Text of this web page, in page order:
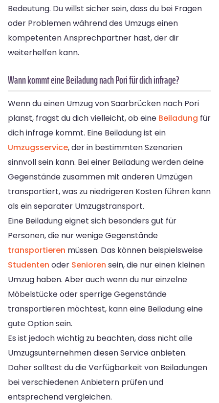
Bedeutung. Du willst sicher sein, dass du bei Fragen
oder Problemen während des Umzugs einen
kompetenten Ansprechpartner hast, der dir
weiterhelfen kann.
Wann kommt eine Beiladung nach Pori für dich infrage?
Wenn du einen Umzug von Saarbrücken nach Pori
planst, fragst du dich vielleicht, ob eine Beiladung für
dich infrage kommt. Eine Beiladung ist ein
Umzugsservice, der in bestimmten Szenarien
sinnvoll sein kann. Bei einer Beiladung werden deine
Gegenstände zusammen mit anderen Umzügen
transportiert, was zu niedrigeren Kosten führen kann
als ein separater Umzugstransport.
Eine Beiladung eignet sich besonders gut für
Personen, die nur wenige Gegenstände
transportieren müssen. Das können beispielsweise
Studenten oder Senioren sein, die nur einen kleinen
Umzug haben. Aber auch wenn du nur einzelne
Möbelstücke oder sperrige Gegenstände
transportieren möchtest, kann eine Beiladung eine
gute Option sein.
Es ist jedoch wichtig zu beachten, dass nicht alle
Umzugsunternehmen diesen Service anbieten.
Daher solltest du die Verfügbarkeit von Beiladungen
bei verschiedenen Anbietern prüfen und
entsprechend vergleichen.